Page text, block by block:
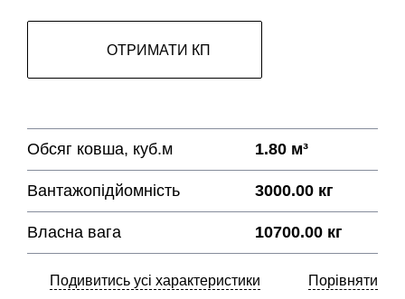
ОТРИМАТИ КП
Обсяг ковша, куб.м 1.80 м³
Вантажопідйомність 3000.00 кг
Власна вага 10700.00 кг
Подивитись усі характеристики Порівняти